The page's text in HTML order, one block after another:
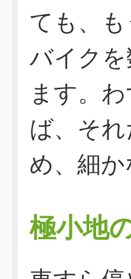
ても、
バイク
ます。
ば、そ
め、細
極小地